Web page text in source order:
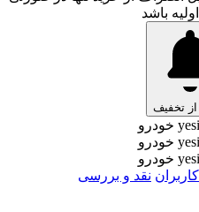
باشد
از تخفیف
نقد و بررسی